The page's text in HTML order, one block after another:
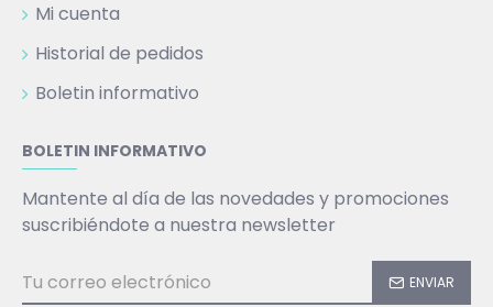
Mi cuenta
Historial de pedidos
Boletin informativo
BOLETIN INFORMATIVO
Mantente al día de las novedades y promociones
suscribiéndote a nuestra newsletter
ENVIAR